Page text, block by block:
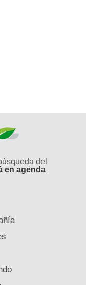
del
en agenda